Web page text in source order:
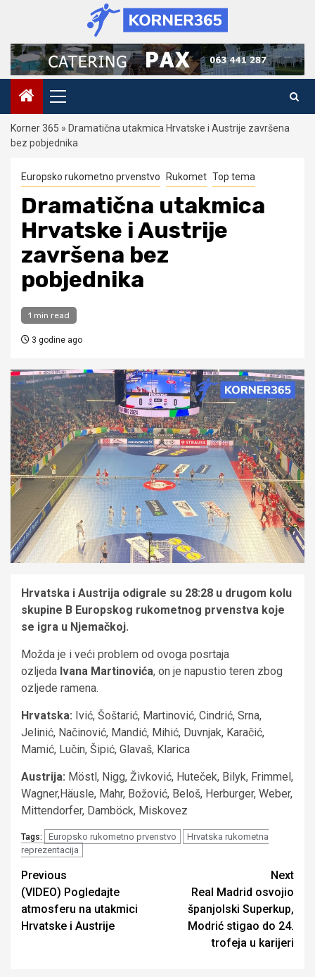
content
Primary
Menu
Korner 365 » Dramatična utakmica Hrvatske i Austrije završena
bez pobjednika
Europsko rukometno prvenstvo Rukomet Top tema
Dramatična utakmica
Hrvatske i Austrije
završena bez
pobjednika
1 min read
3 godine ago
Hrvatska i Austrija odigrale su 28:28 u drugom kolu
skupine B Europskog rukometnog prvenstva koje
se igra u Njemačkoj.
Možda je i veći problem od ovoga posrtaja
ozljeda Ivana Martinovića, on je napustio teren zbog
ozljede ramena.
Hrvatska: Ivić, Šoštarić, Martinović, Cindrić, Srna,
Jelinić, Načinović, Mandić, Mihić, Duvnjak, Karačić,
Mamić, Lučin, Šipić, Glavaš, Klarica
Austrija: Möstl, Nigg, Živković, Huteček, Bilyk, Frimmel,
Wagner,Häusle, Mahr, Božović, Beloš, Herburger, Weber,
Mittendorfer, Damböck, Miskovez
Tags: Europsko rukometno prvenstvo
Hrvatska rukometna
reprezentacija
Continue
Reading
Previous
(VIDEO) Pogledajte
atmosferu na utakmici
Hrvatske i Austrije
Next
Real Madrid osvojio
španjolski Superkup,
Modrić stigao do 24.
trofeja u karijeri